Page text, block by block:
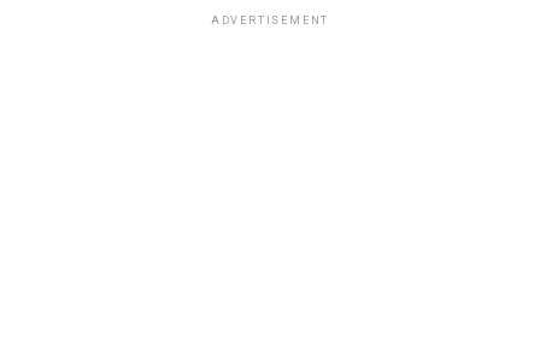
ADVERTISEMENT